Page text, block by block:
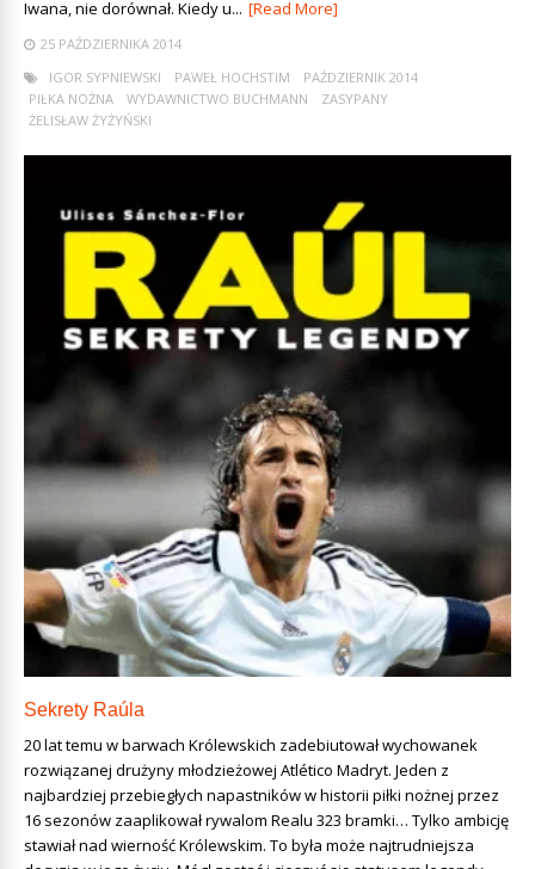
Iwana, nie dorównał. Kiedy u... [Read More]
25 PAŹDZIERNIKA 2014
IGOR SYPNIEWSKI
PAWEŁ HOCHSTIM
PAŹDZIERNIK 2014
PIŁKA NOŻNA
WYDAWNICTWO BUCHMANN
ZASYPANY
ŻELISŁAW ŻYŻYŃSKI
Sekrety Raúla
20 lat temu w barwach Królewskich zadebiutował wychowanek
rozwiązanej drużyny młodzieżowej Atlético Madryt. Jeden z
najbardziej przebiegłych napastników w historii piłki nożnej przez
16 sezonów zaaplikował rywalom Realu 323 bramki… Tylko ambicję
stawiał nad wierność Królewskim. To była może najtrudniejsza